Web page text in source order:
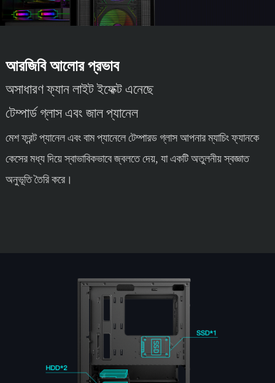
আরজিবি আলোর প্রভাব
অসাধারণ ফ্যান লাইট ইফেক্ট এনেছে
টেম্পার্ড গ্লাস এবং জাল প্যানেল
মেশ ফ্রন্ট প্যানেল এবং বাম প্যানেলে টেম্পারড গ্লাস আপনার ম্যাচিং ফ্যানকে
কেসের মধ্য দিয়ে স্বাভাবিকভাবে জ্বলতে দেয়, যা একটি অতুলনীয় স্বজ্ঞাত
অনুভূতি তৈরি করে।